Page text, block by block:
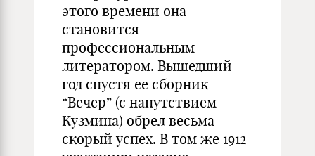
этого времени она
становится
профессиональным
литератором. Вышедший
год спустя ее сборник
“Вечер” (с напутствием
Кузмина) обрел весьма
скорый успех. В том же 1912